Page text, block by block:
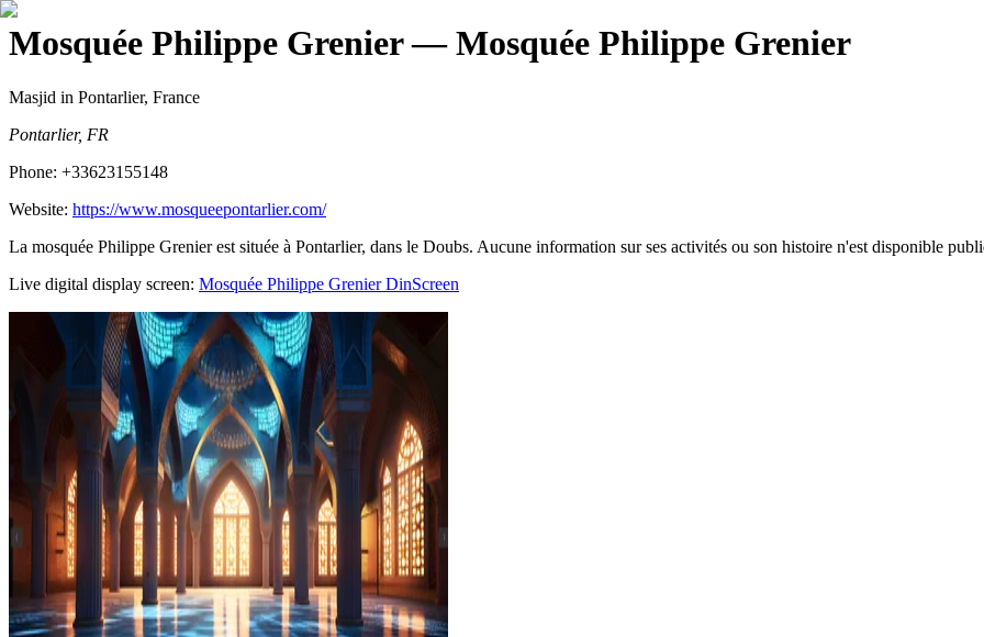
Mosquée Philippe Grenier— Mosquée Philippe Grenier
Masjid in Pontarlier, France
Pontarlier, FR
Phone: +33623155148
Website: https://www.mosqueepontarlier.com/
La mosquée Philippe Grenier est située à Pontarlier, dans le Doubs. Aucune information sur ses activités ou son histoire n'est disponible
Live digital display screen: Mosquée Philippe GrenierDinScreen